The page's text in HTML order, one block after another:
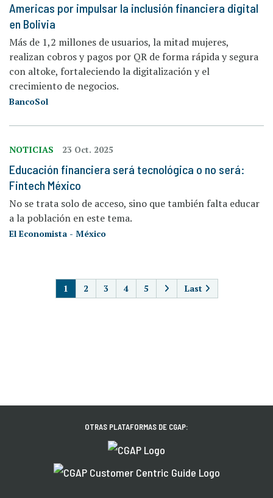
Americas por impulsar la inclusión financiera digital
en Bolivia
Más de 1,2 millones de usuarios, la mitad mujeres,
realizan cobros y pagos por QR de forma rápida y segura
con altoke, fortaleciendo la digitalización y el
crecimiento de negocios.
BancoSol
NOTICIAS 23 Oct. 2025
Educación financiera será tecnológica o no será:
Fintech México
No se trata solo de acceso, sino que también falta educar
a la población en este tema.
El Economista - México
1 2 3 4 5 Last
OTRAS PLATAFORMAS DE CGAP: